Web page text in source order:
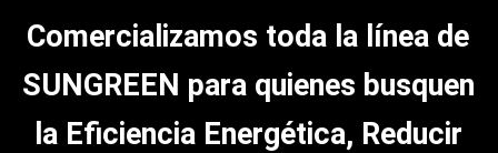
Comercializamos toda la línea de
SUNGREEN para quienes busquen
la Eficiencia Energética, Reducir